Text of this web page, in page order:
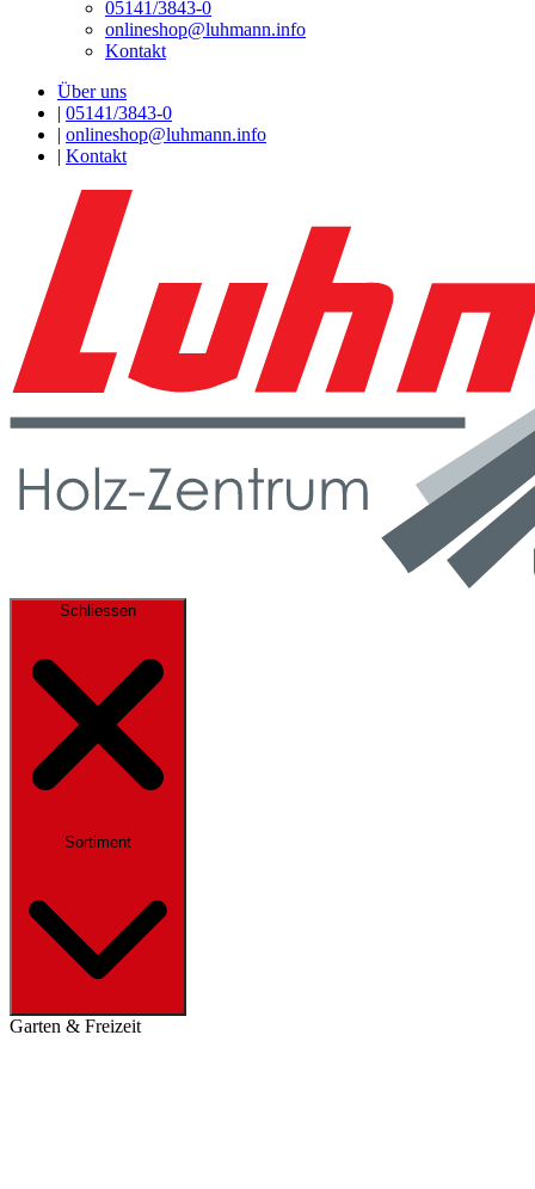
05141/3843-0
onlineshop@luhmann.info
Kontakt
Über uns
| 05141/3843-0
| onlineshop@luhmann.info
| Kontakt
Schliessen
Sortiment
Garten & Freizeit